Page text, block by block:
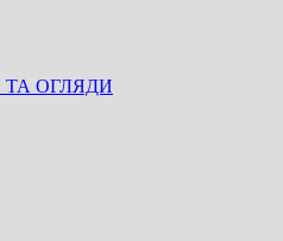
ТА ОГЛЯДИ